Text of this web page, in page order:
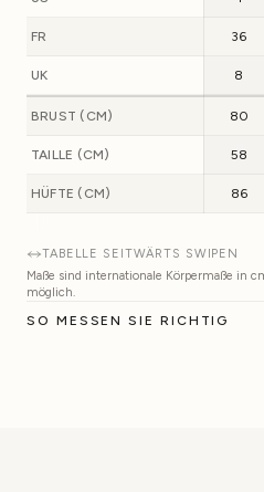
FR 36
UK 8
BRUST (CM) 80
TAILLE (CM) 58
HÜFTE (CM) 86
TABELLE SEITWÄRTS SWIPEN
Maße sind internationale Körpermaße in
möglich.
SO MESSEN SIE RICHTIG